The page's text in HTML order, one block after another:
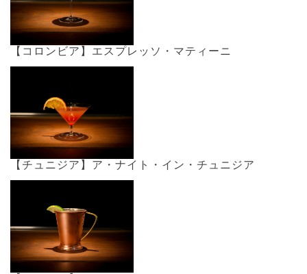
【コロンビア】エスプレッソ・マティーニ
【チュニジア】ア・ナイト・イン・チュニジア